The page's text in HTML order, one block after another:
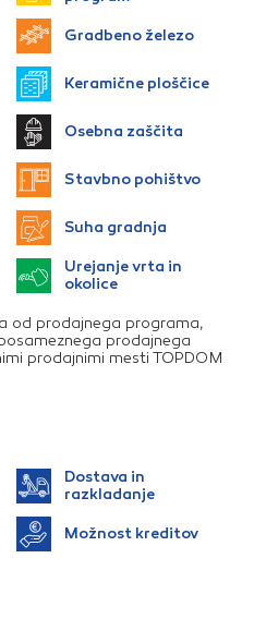
Gradbeno železo
Keramične ploščice
Osebna zaščita
Stavbno pohištvo
Suha gradnja
Urejanje vrta in
okolice
od prodajnega programa,
prodajnega
prodajnimi mesti TOPDOM
Dostava in
razkladanje
Možnost kreditov
partnerji.
jih lahko uporabljajo za
ki ga nato uporabijo za
na drugih spletnih mestih.
prepoznavanje vašega
uporabo teh piškotkov,
spletnega oglaševanja.
izbire
VSE